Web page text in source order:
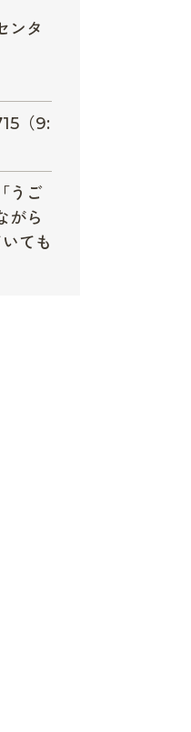
ンタ
（9:
うご
がら
ても